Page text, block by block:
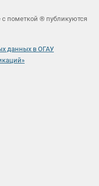
пометкой ® публикуются
данных в ОГАУ